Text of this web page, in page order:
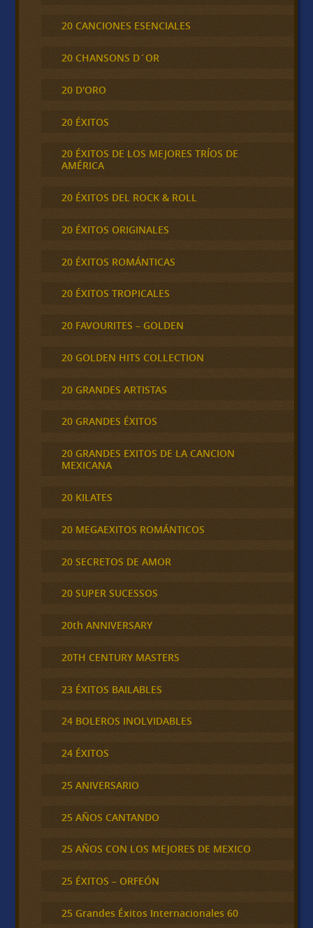
20 CANCIONES ESENCIALES
20 CHANSONS D´OR
20 D'ORO
20 ÉXITOS
20 ÉXITOS DE LOS MEJORES TRÍOS DE
AMÉRICA
20 ÉXITOS DEL ROCK & ROLL
20 ÉXITOS ORIGINALES
20 ÉXITOS ROMÁNTICAS
20 ÉXITOS TROPICALES
20 FAVOURITES – GOLDEN
20 GOLDEN HITS COLLECTION
20 GRANDES ARTISTAS
20 GRANDES ÉXITOS
20 GRANDES EXITOS DE LA CANCION
MEXICANA
20 KILATES
20 MEGAEXITOS ROMÁNTICOS
20 SECRETOS DE AMOR
20 SUPER SUCESSOS
20th ANNIVERSARY
20TH CENTURY MASTERS
23 ÉXITOS BAILABLES
24 BOLEROS INOLVIDABLES
24 ÉXITOS
25 ANIVERSARIO
25 AÑOS CANTANDO
25 AÑOS CON LOS MEJORES DE MEXICO
25 ÉXITOS – ORFEÓN
25 Grandes Éxitos Internacionales 60